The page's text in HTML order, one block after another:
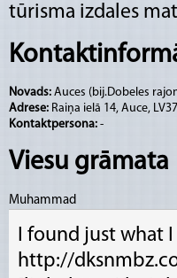
tūrisma izdales
Novads: Auces (bij.Dobeles
Adrese: Raiņa ielā 14, Auce,
Kontaktpersona: -
Viesu grāmata
Muhammad
I found just what
http://